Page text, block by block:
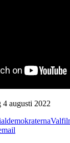
4 augusti 2022